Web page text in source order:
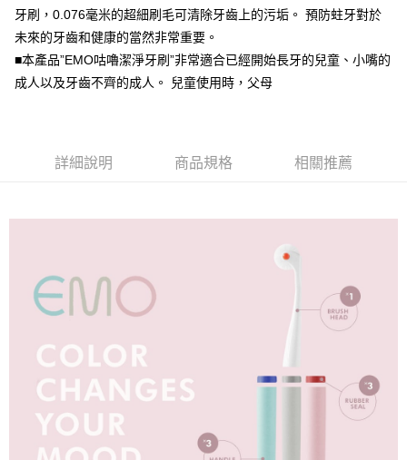
是否繳費成功／繳費後需取消欲退款等相關疑問，請聯繫「AFTEE先享後付
客戶支援中心」https://netprotections.freshdesk.com/support/home
【注意事項】
易，需依本服務之必要範圍內提供個人資料，並將交易相關給付款項請求債
３．未成年的使用者請事先徵得法定代理人或監護人之同意方可使用
「AFTEE先享後付」，若未經同意申辦者引起之損失，本公司不負相關責
時審查核予不同之上限額度；若仍有額度不足之情形，本公司將視審查結果
５．嚴禁一人註冊多個帳號或使用他人資訊註冊。若發現惡意使用之情形，
恩沛科技股份有限公司將有權停止該用戶之使用額度並採取法律行動。
貨到付款
牙刷，0.076毫米的超細刷毛可清除牙齒上的污垢。 預防蛀牙對於
未來的牙齒和健康的當然非常重要。
■本產品”EMO咕嚕潔淨牙刷”非常適合已經開始長牙的兒童、小嘴的
成人以及牙齒不齊的成人。 兒童使用時，父母
詳細說明 商品規格 相關推薦